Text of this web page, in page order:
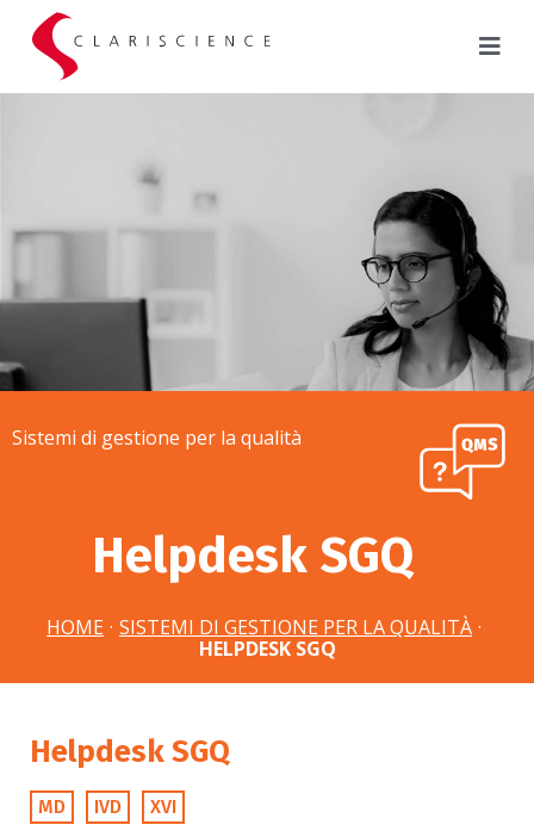
Sistemi di gestione per la qualità
Helpdesk SGQ
HOME · SISTEMI DI GESTIONE PER LA QUALITÀ ·
HELPDESK SGQ
Helpdesk SGQ
MD IVD XVI